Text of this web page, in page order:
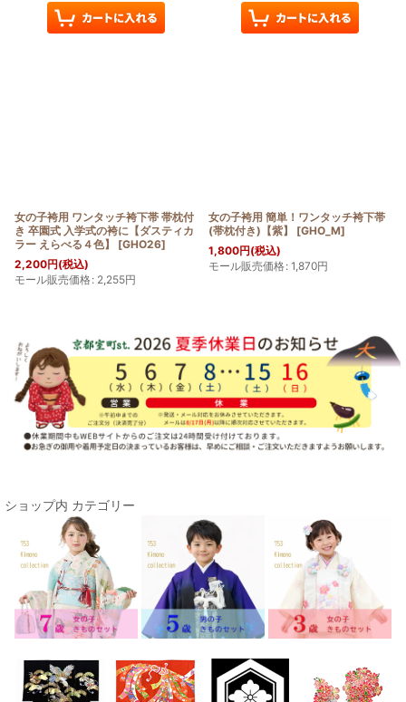
女の子袴用 ワンタッチ袴下帯 帯枕付
き 卒園式 入学式の袴に【ダスティカ
ラー えらべる４色】
[GHO26]
2,200円(税込)
モール販売価格: 2,255円
女の子袴用 簡単！ワンタッチ袴下帯
(帯枕付き)【紫】
[GHO_M]
1,800円(税込)
モール販売価格: 1,870円
ショップ内 カテゴリー